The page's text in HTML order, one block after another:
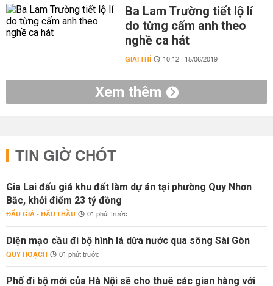
Ba Lam Trường tiết lộ lí
do từng cấm anh theo
nghề ca hát
GIẢI TRÍ 10:12 | 15/06/2019
Xem thêm
TIN GIỜ CHÓT
Gia Lai đấu giá khu đất làm dự án tại phường Quy Nhơn
Bắc, khởi điểm 23 tỷ đồng
ĐẤU GIÁ - ĐẤU THẦU 01 phút trước
Diện mạo cầu đi bộ hình lá dừa nước qua sông Sài Gòn
QUY HOẠCH 01 phút trước
Phố đi bộ mới của Hà Nội sẽ cho thuê các gian hàng với